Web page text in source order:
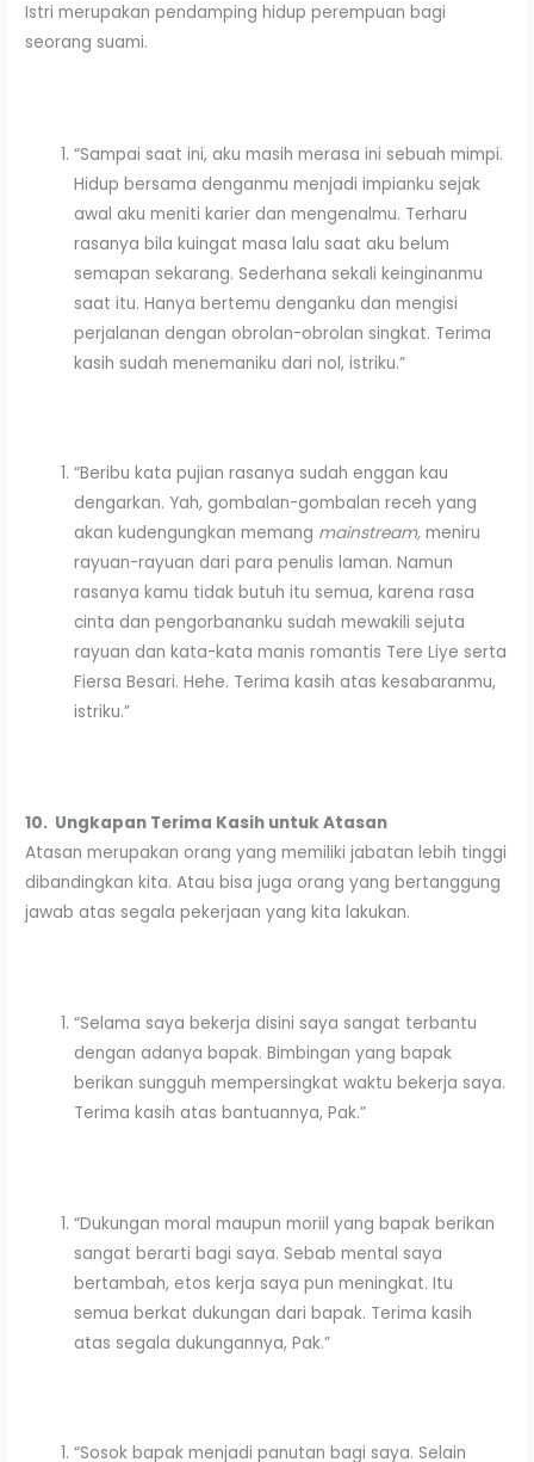
Istri merupakan pendamping hidup perempuan bagi
seorang suami.
“Sampai saat ini, aku masih merasa ini sebuah mimpi.
Hidup bersama denganmu menjadi impianku sejak
awal aku meniti karier dan mengenalmu. Terharu
rasanya bila kuingat masa lalu saat aku belum
semapan sekarang. Sederhana sekali keinginanmu
saat itu. Hanya bertemu denganku dan mengisi
perjalanan dengan obrolan-obrolan singkat. Terima
kasih sudah menemaniku dari nol, istriku.”
“Beribu kata pujian rasanya sudah enggan kau
dengarkan. Yah, gombalan-gombalan receh yang
akan kudengungkan memang mainstream, meniru
rayuan-rayuan dari para penulis laman. Namun
rasanya kamu tidak butuh itu semua, karena rasa
cinta dan pengorbananku sudah mewakili sejuta
rayuan dan kata-kata manis romantis Tere Liye serta
Fiersa Besari. Hehe. Terima kasih atas kesabaranmu,
istriku.”
10. Ungkapan Terima Kasih untuk Atasan
Atasan merupakan orang yang memiliki jabatan lebih tinggi
dibandingkan kita. Atau bisa juga orang yang bertanggung
jawab atas segala pekerjaan yang kita lakukan.
“Selama saya bekerja disini saya sangat terbantu
dengan adanya bapak. Bimbingan yang bapak
berikan sungguh mempersingkat waktu bekerja saya.
Terima kasih atas bantuannya, Pak.”
“Dukungan moral maupun moriil yang bapak berikan
sangat berarti bagi saya. Sebab mental saya
bertambah, etos kerja saya pun meningkat. Itu
semua berkat dukungan dari bapak. Terima kasih
atas segala dukungannya, Pak.”
“Sosok bapak menjadi panutan bagi saya. Selain